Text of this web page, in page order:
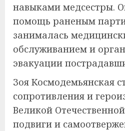
навыками медсестры.
помощь раненым
занималась
обслуживанием и
эвакуации
Зоя Космодемьянская
сопротивления и
Великой
подвиги и